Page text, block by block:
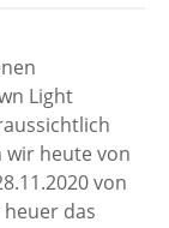
Light
wir heute von
von
das